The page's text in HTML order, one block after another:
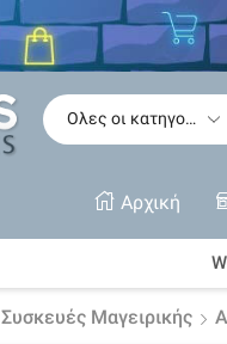
Αρχική
Συσκευές Μαγειρικής